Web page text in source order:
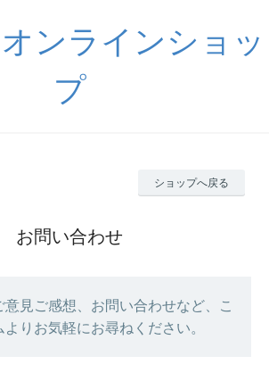
ンラインショッ
プ
ショップへ戻る
お問い合わせ
見ご感想、お問い合わせなど、こ
りお気軽にお尋ねください。